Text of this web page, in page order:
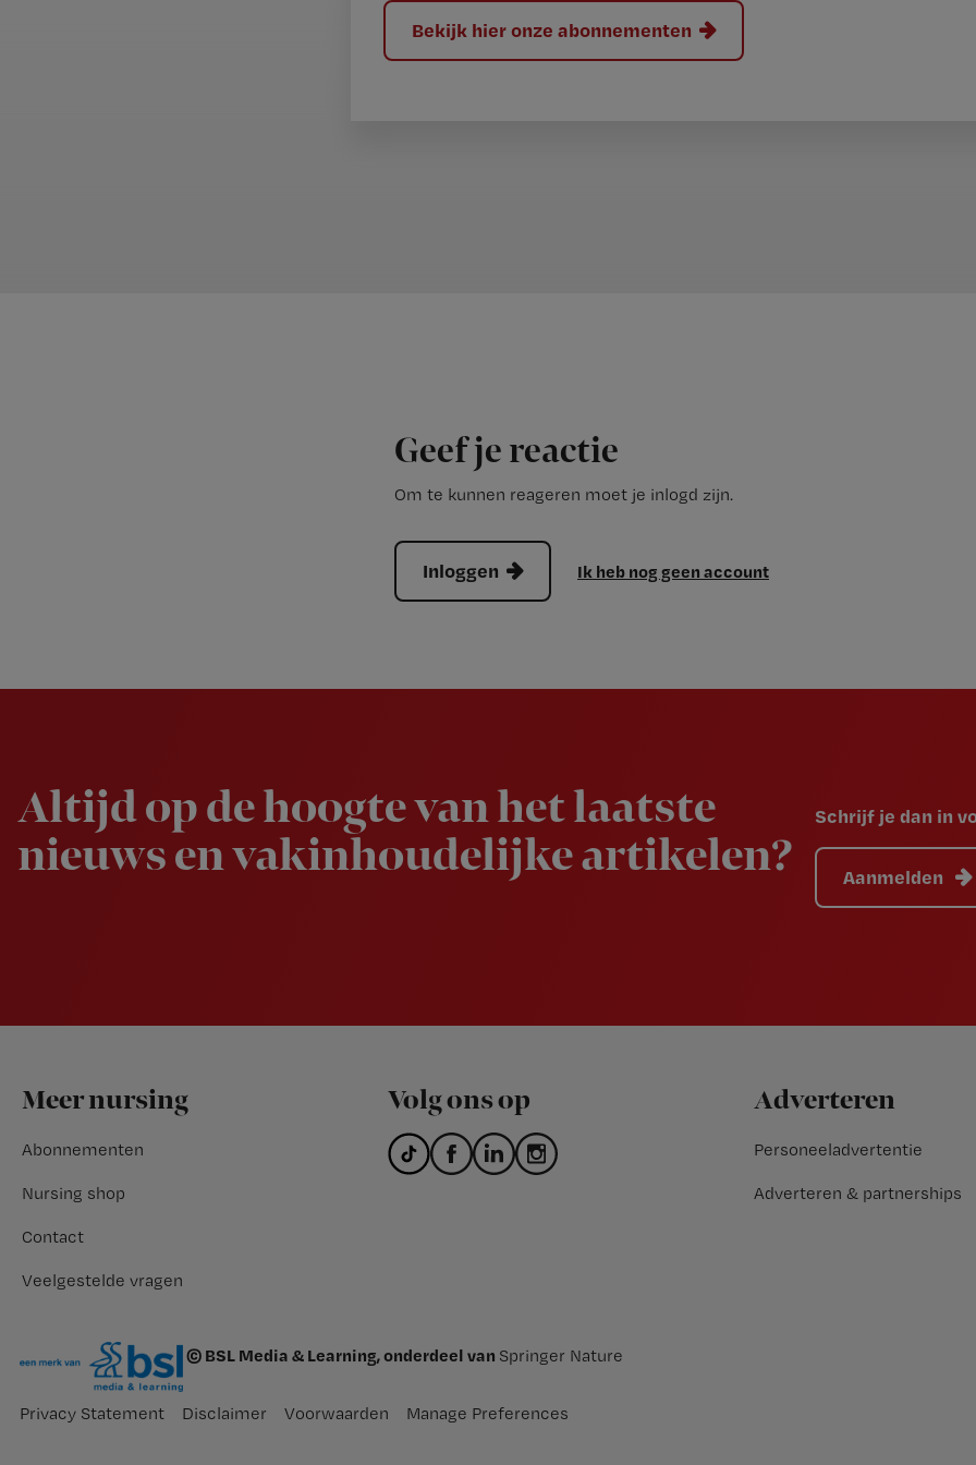
?
Bekijk hier onze abonnementen
Geef je reactie
Om te kunnen reageren moet je inlogd zijn.
Inloggen Ik heb nog geen account
Altijd op de hoogte van het laatste
nieuws en vakinhoudelijke artikelen?
Schrijf je dan in
Aanmelden
Footer
Meer nursing
Abonnementen
Nursing shop
Contact
Veelgestelde vragen
Volg ons op Adverteren
Personeeladvertentie
Adverteren & partnerships
© BSL Media & Learning, onderdeel van Springer Nature
Privacy Statement Disclaimer Voorwaarden Manage Preferences